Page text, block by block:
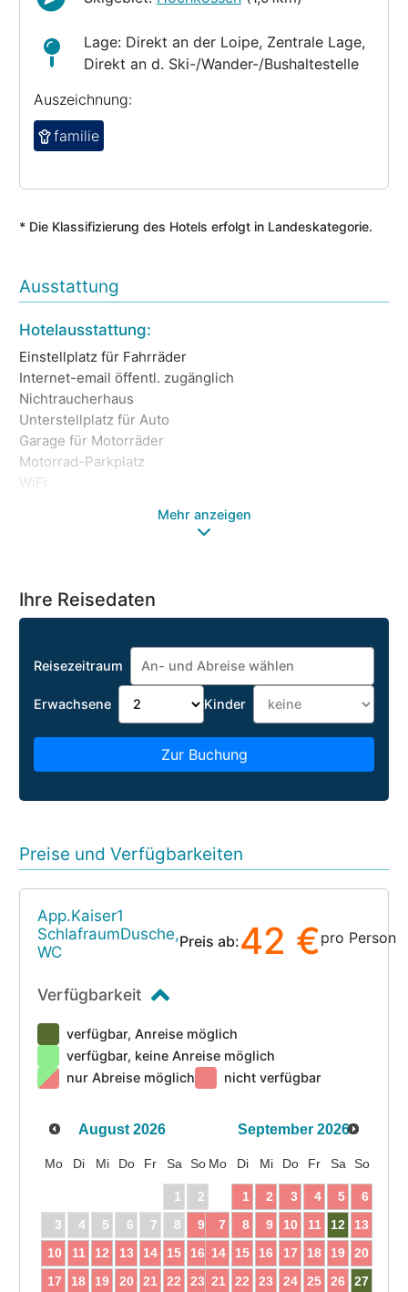
Lage: Direkt an der Loipe, Zentrale Lage,
Direkt an d. Ski-/Wander-/Bushaltestelle
Auszeichnung:
familie
* Die Klassifizierung des Hotels erfolgt in Landeskategorie.
Ausstattung
Hotelausstattung:
Einstellplatz für Fahrräder
Internet-email öffentl. zugänglich
Nichtraucherhaus
Unterstellplatz für Auto
Garage für Motorräder
Motorrad-Parkplatz
WiFi
Mehr anzeigen
Ihre Reisedaten
Reisezeitraum
Erwachsene Kinder
Zur Buchung
Preise und Verfügbarkeiten
App.Kaiser1
SchlafraumDusche,
WC
Preis ab:42 €pro Person
Verfügbarkeit
verfügbar, Anreise möglich
verfügbar, keine Anreise möglich
nur Abreise möglich
nicht verfügbar
August 2026
Mo Di Mi Do Fr Sa So
1
2
3
4 5 6 7 8
9
10
11 12 13 14 15
16
17
18 19 20 21 22 23
September 2026
Mo Di Mi Do Fr Sa So
1 2 3 4 5
6
7
8 9 10 11 12
13
14
15 16 17 18 19
20
21
22 23 24 25 26 27